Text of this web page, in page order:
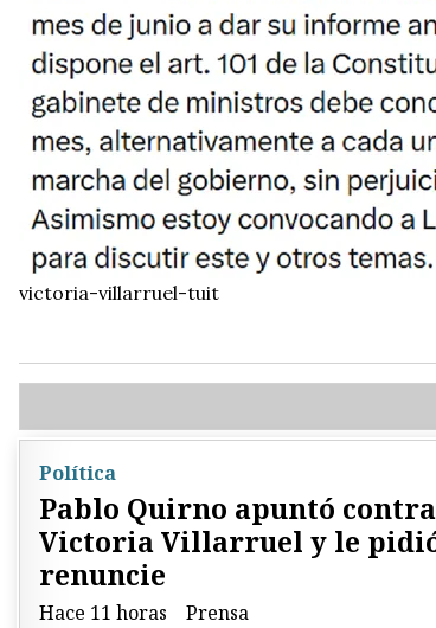
victoria-villarruel-tuit
Pablo Quirno apuntó contra
Victoria Villarruel y le
renuncie
Prensa
Política
Hace 11 horas